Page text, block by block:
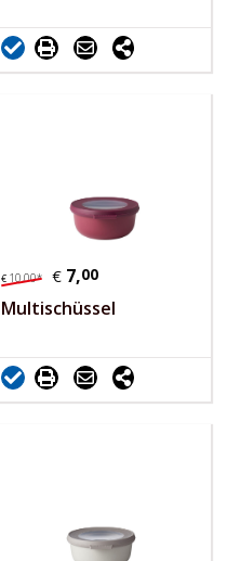
€ 10,00* € 7,00
Multischüssel